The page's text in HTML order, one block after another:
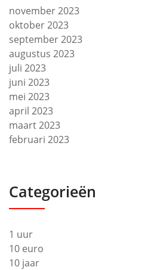
november 2023
oktober 2023
september 2023
augustus 2023
juli 2023
juni 2023
mei 2023
april 2023
maart 2023
februari 2023
Categorieën
1 uur
10 euro
10 jaar